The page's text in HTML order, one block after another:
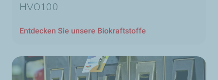
HVO100
Entdecken Sie unsere Biokraftstoffe